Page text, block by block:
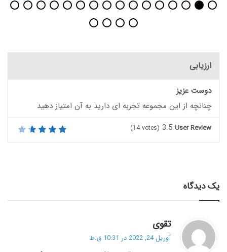
ارزیابی
دوست عزیز
چنانچه از این مجموعه تجربه ای دارید به آن امتیاز دهید
User Review
3.5
(14 votes)
یک دیدگاه
تقوی
فآوریل 24, 2022 در 10:31 ق.ظ